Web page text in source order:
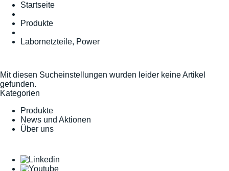
Startseite
Produkte
Labornetzteile, Power
Mit diesen Sucheinstellungen wurden leider keine Artikel
gefunden.
Kategorien
Produkte
News und Aktionen
Über uns